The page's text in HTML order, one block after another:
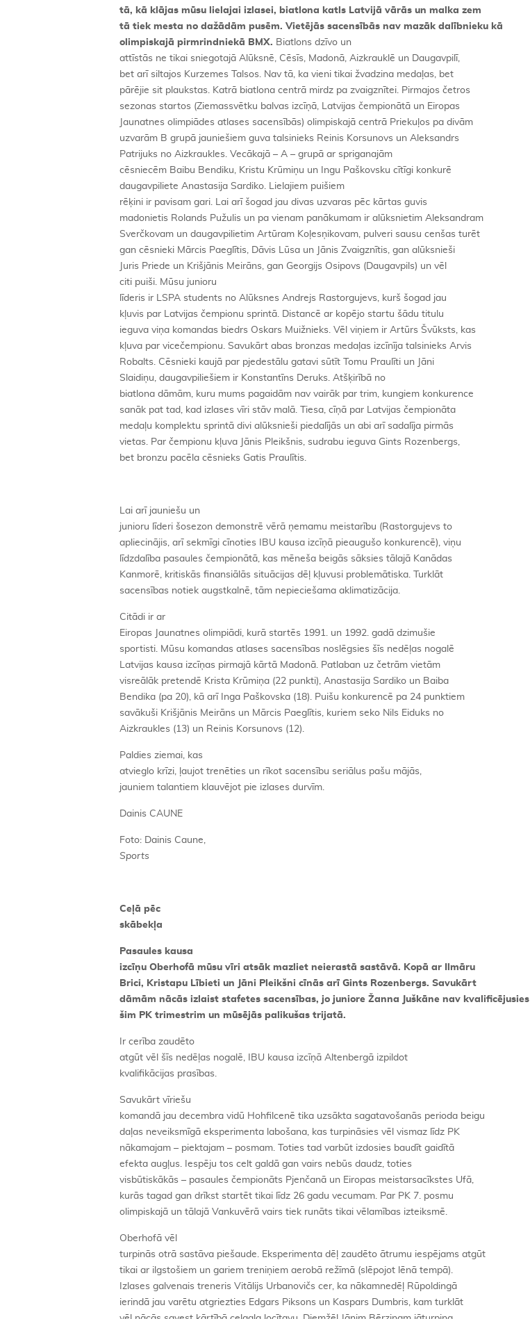
tā, kā klājas mūsu lielajai izlasei, biatlona katls Latvijā vārās un malka zem
tā tiek mesta no dažādām pusēm. Vietējās sacensībās nav mazāk dalībnieku kā
olimpiskajā pirmrindniekā BMX. Biatlons dzīvo un
attīstās ne tikai sniegotajā Alūksnē, Cēsīs, Madonā, Aizkrauklē un Daugavpilī,
bet arī siltajos Kurzemes Talsos. Nav tā, ka vieni tikai žvadzina medaļas, bet
pārējie sit plaukstas. Katrā biatlona centrā mirdz pa zvaigznītei. Pirmajos četros
sezonas startos (Ziemassvētku balvas izcīņā, Latvijas čempionātā un Eiropas
Jaunatnes olimpiādes atlases sacensībās) olimpiskajā centrā Priekuļos pa divām
uzvarām B grupā jauniešiem guva talsinieks Reinis Korsunovs un Aleksandrs
Patrijuks no Aizkraukles. Vecākajā – A – grupā ar spriganajām
cēsniecēm Baibu Bendiku, Kristu Krūmiņu un Ingu Paškovsku cītīgi konkurē
daugavpiliete Anastasija Sardiko. Lielajiem puišiem
rēķini ir pavisam gari. Lai arī šogad jau divas uzvaras pēc kārtas guvis
madonietis Rolands Pužulis un pa vienam panākumam ir alūksnietim Aleksandram
Sverčkovam un daugavpilietim Artūram Koļesņikovam, pulveri sausu cenšas turēt
gan cēsnieki Mārcis Paeglītis, Dāvis Lūsa un Jānis Zvaigznītis, gan alūksnieši
Juris Priede un Krišjānis Meirāns, gan Georgijs Osipovs (Daugavpils) un vēl
citi puiši. Mūsu junioru
līderis ir LSPA students no Alūksnes Andrejs Rastorgujevs, kurš šogad jau
kļuvis par Latvijas čempionu sprintā. Distancē ar kopējo startu šādu titulu
ieguva viņa komandas biedrs Oskars Muižnieks. Vēl viņiem ir Artūrs Švūksts, kas
kļuva par vicečempionu. Savukārt abas bronzas medaļas izcīnīja talsinieks Arvis
Robalts. Cēsnieki kaujā par pjedestālu gatavi sūtīt Tomu Praulīti un Jāni
Slaidiņu, daugavpiliešiem ir Konstantīns Deruks. Atšķirībā no
biatlona dāmām, kuru mums pagaidām nav vairāk par trim, kungiem konkurence
sanāk pat tad, kad izlases vīri stāv malā. Tiesa, cīņā par Latvijas čempionāta
medaļu komplektu sprintā divi alūksnieši piedalījās un abi arī sadalīja pirmās
vietas. Par čempionu kļuva Jānis Pleikšnis, sudrabu ieguva Gints Rozenbergs,
bet bronzu pacēla cēsnieks Gatis Praulītis.
Lai arī jauniešu un
junioru līderi šosezon demonstrē vērā ņemamu meistarību (Rastorgujevs to
apliecinājis, arī sekmīgi cīnoties IBU kausa izcīņā pieaugušo konkurencē), viņu
līdzdalība pasaules čempionātā, kas mēneša beigās sāksies tālajā Kanādas
Kanmorē, kritiskās finansiālās situācijas dēļ kļuvusi problemātiska. Turklāt
sacensības notiek augstkalnē, tām nepieciešama aklimatizācija.
Citādi ir ar
Eiropas Jaunatnes olimpiādi, kurā startēs 1991. un 1992. gadā dzimušie
sportisti. Mūsu komandas atlases sacensības noslēgsies šīs nedēļas nogalē
Latvijas kausa izcīņas pirmajā kārtā Madonā. Patlaban uz četrām vietām
visreālāk pretendē Krista Krūmiņa (22 punkti), Anastasija Sardiko un Baiba
Bendika (pa 20), kā arī Inga Paškovska (18). Puišu konkurencē pa 24 punktiem
savākuši Krišjānis Meirāns un Mārcis Paeglītis, kuriem seko Nils Eiduks no
Aizkraukles (13) un Reinis Korsunovs (12).
Paldies ziemai, kas
atvieglo krīzi, ļaujot trenēties un rīkot sacensību seriālus pašu mājās,
jauniem talantiem klauvējot pie izlases durvīm.
Dainis CAUNE
Foto: Dainis Caune,
Sports
Ceļā pēc
skābekļa
Pasaules kausa
izcīņu Oberhofā mūsu vīri atsāk mazliet neierastā sastāvā. Kopā ar Ilmāru
Brici, Kristapu Lībieti un Jāni Pleikšni cīnās arī Gints Rozenbergs. Savukārt
dāmām nācās izlaist stafetes sacensības, jo juniore Žanna Juškāne nav kvalificējusies
šim PK trimestrim un mūsējās palikušas trijatā.
Ir cerība zaudēto
atgūt vēl šīs nedēļas nogalē, IBU kausa izcīņā Altenbergā izpildot
kvalifikācijas prasības.
Savukārt vīriešu
komandā jau decembra vidū Hohfilcenē tika uzsākta sagatavošanās perioda beigu
daļas neveiksmīgā eksperimenta labošana, kas turpināsies vēl vismaz līdz PK
nākamajam – piektajam – posmam. Toties tad varbūt izdosies baudīt gaidītā
efekta augļus. Iespēju tos celt galdā gan vairs nebūs daudz, toties
visbūtiskākās – pasaules čempionāts Pjenčanā un Eiropas meistarsacīkstes Ufā,
kurās tagad gan drīkst startēt tikai līdz 26 gadu vecumam. Par PK 7. posmu
olimpiskajā un tālajā Vankuvērā vairs tiek runāts tikai vēlamības izteiksmē.
Oberhofā vēl
turpinās otrā sastāva piešaude. Eksperimenta dēļ zaudēto ātrumu iespējams atgūt
tikai ar ilgstošiem un gariem treniņiem aerobā režīmā (slēpojot lēnā tempā).
Izlases galvenais treneris Vitālijs Urbanovičs cer, ka nākamnedēļ Rūpoldingā
ierindā jau varētu atgriezties Edgars Piksons un Kaspars Dumbris, kam turklāt